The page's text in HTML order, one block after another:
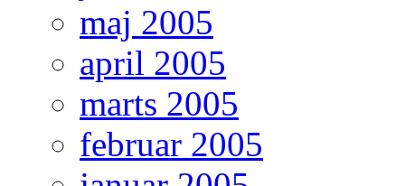
maj 2005
april 2005
marts 2005
februar 2005